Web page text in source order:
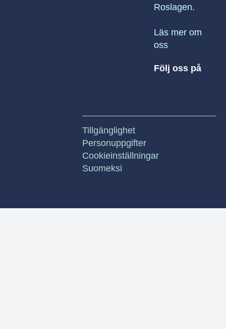
Roslagen.
.
Läs mer om
oss
Följ oss på
Tillgänglighet
Personuppgifter
Cookieinställningar
Suomeksi